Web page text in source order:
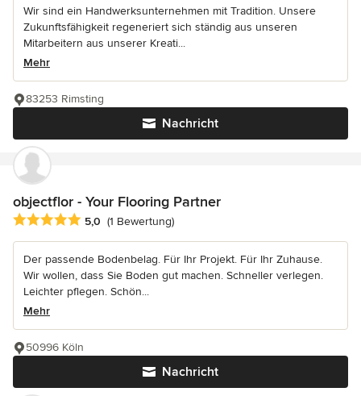
Wir sind ein Handwerksunternehmen mit Tradition. Unsere
Zukunftsfähigkeit regeneriert sich ständig aus unseren
Mitarbeitern aus unserer Kreati...
Mehr
Nachricht
83253 Rimsting
objectflor - Your Flooring Partner
Durchschnittliche Bewertung: 5 von 5 Sternen
5,0 (1 Bewertung)
Der passende Bodenbelag. Für Ihr Projekt. Für Ihr Zuhause.
Wir wollen, dass Sie Boden gut machen. Schneller verlegen.
Leichter pflegen. Schön...
Mehr
Nachricht
50996 Köln